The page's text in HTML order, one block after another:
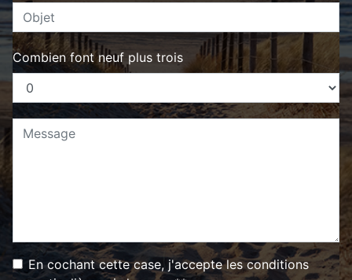
Combien font neuf plus trois
En cochant cette case, j'accepte les conditions